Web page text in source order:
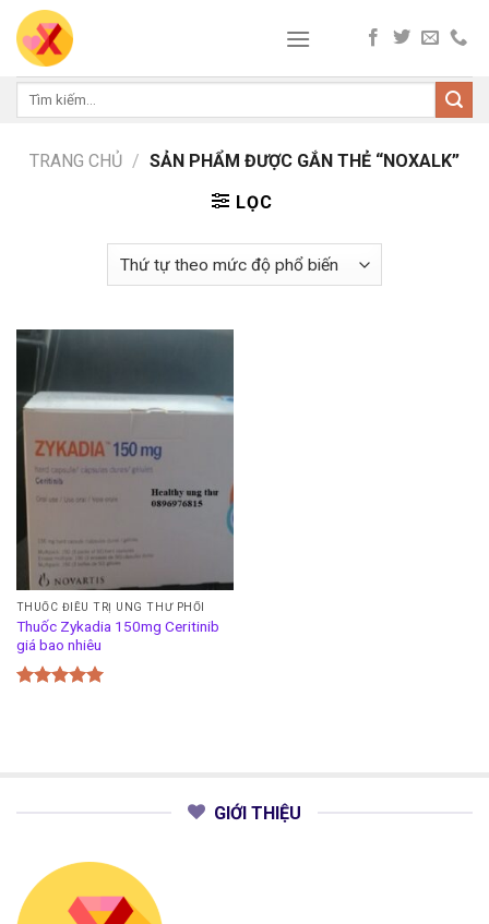
Skip
content
Tìm
TRANG CHỦ / SẢN PHẨM ĐƯỢC GẮN THẺ “NOXALK”
LỌC
THUỐC ĐIỀU TRỊ UNG THƯ PHỔI
Thuốc Zykadia 150mg Ceritinib
giá bao nhiêu
GIỚI THIỆU